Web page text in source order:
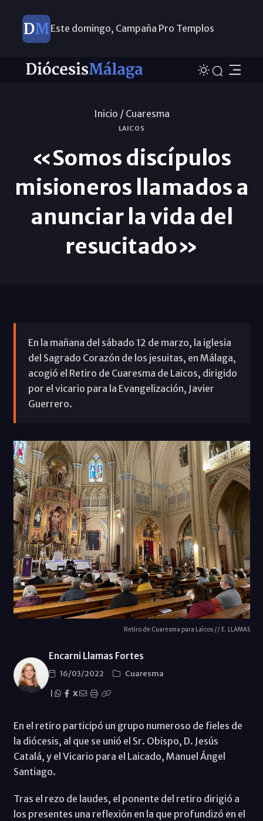
Este domingo, Campaña Pro Templos
Inicio / Cuaresma
LAICOS
«Somos discípulos
misioneros llamados a
anunciar la vida del
resucitado»
En la mañana del sábado 12 de marzo, la iglesia
del Sagrado Corazón de los jesuitas, en Málaga,
acogió el Retiro de Cuaresma de Laicos, dirigido
por el vicario para la Evangelización, Javier
Guerrero.
Retiro de Cuaresma para Laicos // E. LLAMAS
Encarni Llamas Fortes
16/03/2022
Cuaresma
X
En el retiro participó un grupo numeroso de fieles de
la diócesis, al que se unió el Sr. Obispo, D. Jesús
Catalá, y el Vicario para el Laicado, Manuel Ángel
Santiago.
Tras el rezo de laudes, el ponente del retiro dirigió a
los presentes una reflexión en la que profundizó en el